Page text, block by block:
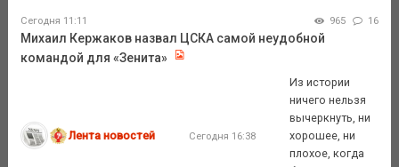
Сегодня 11:11 965 16
Михаил Кержаков назвал ЦСКА самой неудобной
командой для «Зенита»
Лента новостей Сегодня 16:38
Из истории
ничего нельзя
вычеркнуть, ни
хорошее, ни
плохое, когда